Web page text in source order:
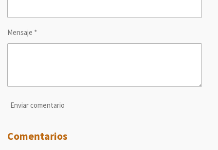
Mensaje *
Enviar comentario
Comentarios